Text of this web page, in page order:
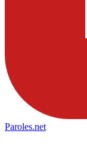
Paroles.net